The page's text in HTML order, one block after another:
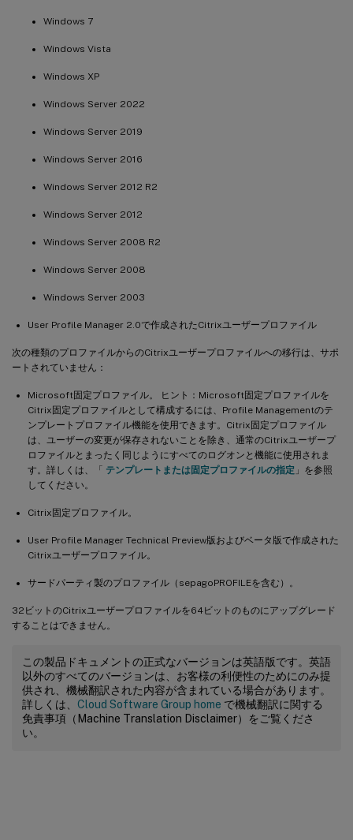
Windows 7
Windows Vista
Windows XP
Windows Server 2022
Windows Server 2019
Windows Server 2016
Windows Server 2012 R2
Windows Server 2012
Windows Server 2008 R2
Windows Server 2008
Windows Server 2003
User Profile Manager 2.0で作成されたCitrixユーザープロファイル
次の種類のプロファイルからのCitrixユーザープロファイルへの移行は、サポ
ートされていません：
Microsoft固定プロファイル。 ヒント：Microsoft固定プロファイルを
Citrix固定プロファイルとして構成するには、Profile Managementのテ
ンプレートプロファイル機能を使用できます。Citrix固定プロファイル
は、ユーザーの変更が保存されないことを除き、通常のCitrixユーザープ
ロファイルとまったく同じようにすべてのログオンと機能に使用されま
す。詳しくは、「 テンプレートまたは固定プロファイルの指定 」を参照
してください。
Citrix固定プロファイル。
User Profile Manager Technical Preview版およびベータ版で作成された
Citrixユーザープロファイル。
サードパーティ製のプロファイル（sepagoPROFILEを含む）。
32ビットのCitrixユーザープロファイルを64ビットのものにアップグレード
することはできません。
この製品ドキュメントの正式なバージョンは英語版です。英語
以外のすべてのバージョンは、お客様の利便性のためにのみ提
供され、機械翻訳された内容が含まれている場合があります。
詳しくは、 Cloud Software Group home で機械翻訳に関する
免責事項（Machine Translation Disclaimer）をご覧くださ
い。